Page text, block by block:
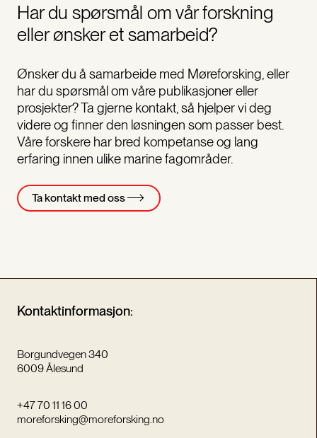
Har du spørsmål om vår forskning
eller ønsker et samarbeid?
Ønsker du å samarbeide med Møreforsking, eller
har du spørsmål om våre publikasjoner eller
prosjekter? Ta gjerne kontakt, så hjelper vi deg
videre og finner den løsningen som passer best.
Våre forskere har bred kompetanse og lang
erfaring innen ulike marine fagområder.
Ta kontakt med oss
Kontaktinformasjon:
Borgundvegen 340
6009 Ålesund
+47 70 11 16 00
moreforsking@moreforsking.no